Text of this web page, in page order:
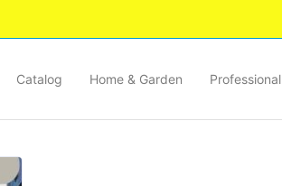
Catalog Home & Garden Professional